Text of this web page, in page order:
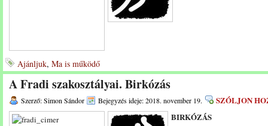
Ajánljuk, Ma is működő
A Fradi szakosztályai. Birkózás
Szerző: Simon Sándor Bejegyzés ideje: 2018. november 19.
SZÓLJON
BIRKÓZÁS